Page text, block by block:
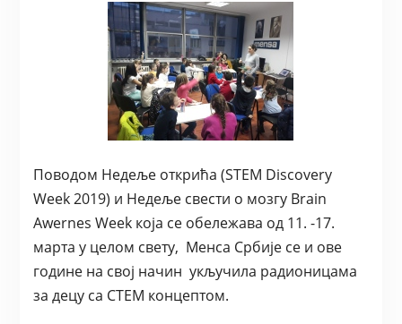
Поводом Недеље открића (STEM Discovery
Week 2019) и Недеље свести о мозгу Brain
Awernes Week која се обележава од 11. -17.
марта у целом свету, Менса Србије се и ове
године на свој начин укључила радионицама
за децу са СТЕМ концептом.